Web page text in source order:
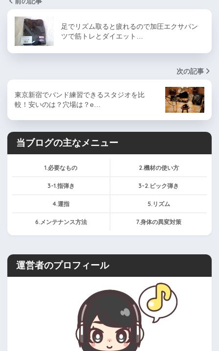
足でリズム取ると疲れるので加圧エクサパン
ツで筋トレとダイエット…
次の記事
東京新宿でバンド練習できるスタジオを比
較！安いのは？穴場は？e…
当ブログの主なメニュー
1.必要なもの 2.機材の使い方
3-1.指弾き 3-2.ピック弾き
4.運指 5.リズム
6.メンテナンス方法 7.身体の異変対策
運営者のプロフィール